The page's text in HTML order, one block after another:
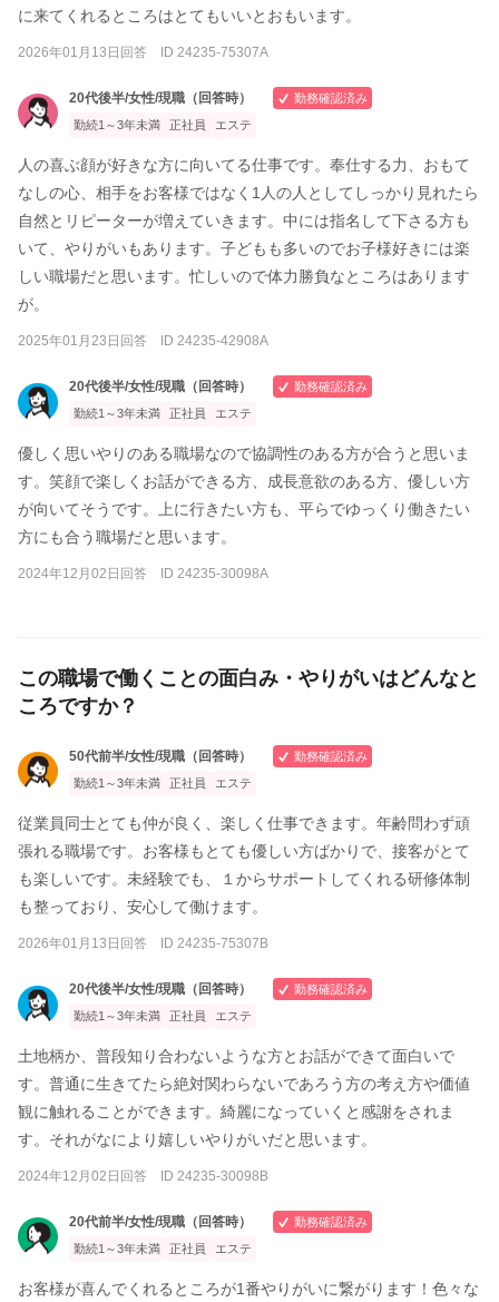
に来てくれるところはとてもいいとおもいます。
2026年01月13日回答 ID 24235-75307A
20代後半/女性/現職（回答時）
勤務確認済み
勤続1～3年未満
正社員 エステ
人の喜ぶ顔が好きな方に向いてる仕事です。奉仕する力、おもて
なしの心、相手をお客様ではなく1人の人としてしっかり見れたら
自然とリピーターが増えていきます。中には指名して下さる方も
いて、やりがいもあります。子どもも多いのでお子様好きには楽
しい職場だと思います。忙しいので体力勝負なところはあります
が。
2025年01月23日回答 ID 24235-42908A
20代後半/女性/現職（回答時）
勤務確認済み
勤続1～3年未満
正社員 エステ
優しく思いやりのある職場なので協調性のある方が合うと思いま
す。笑顔で楽しくお話ができる方、成長意欲のある方、優しい方
が向いてそうです。上に行きたい方も、平らでゆっくり働きたい
方にも合う職場だと思います。
2024年12月02日回答 ID 24235-30098A
この職場で働くことの面白み・やりがいはどんなと
ころですか？
50代前半/女性/現職（回答時）
勤務確認済み
勤続1～3年未満
正社員 エステ
従業員同士とても仲が良く、楽しく仕事できます。年齢問わず頑
張れる職場です。お客様もとても優しい方ばかりで、接客がとて
も楽しいです。未経験でも、１からサポートしてくれる研修体制
も整っており、安心して働けます。
2026年01月13日回答 ID 24235-75307B
20代後半/女性/現職（回答時）
勤務確認済み
勤続1～3年未満
正社員 エステ
土地柄か、普段知り合わないような方とお話ができて面白いで
す。普通に生きてたら絶対関わらないであろう方の考え方や価値
観に触れることができます。綺麗になっていくと感謝をされま
す。それがなにより嬉しいやりがいだと思います。
2024年12月02日回答 ID 24235-30098B
20代前半/女性/現職（回答時）
勤務確認済み
勤続1～3年未満
正社員 エステ
お客様が喜んでくれるところが1番やりがいに繋がります！色々な